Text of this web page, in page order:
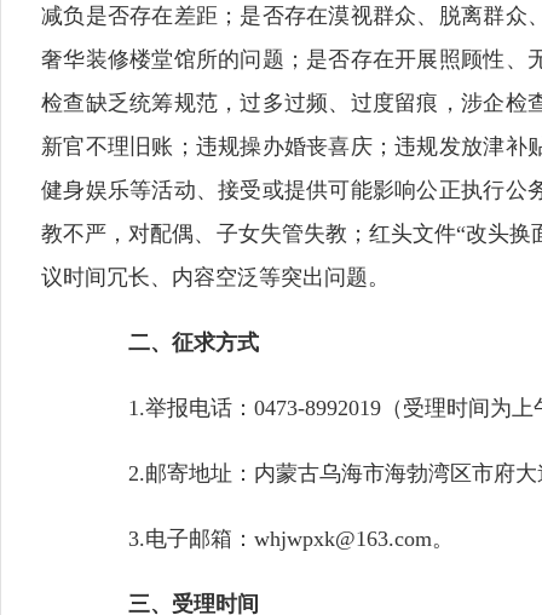
减负是否存在差距；是否存在漠视群众、脱离群
奢华装修楼堂馆所的问题；是否存在开展照顾性
检查缺乏统筹规范，过多过频、过度留痕，涉企
新官不理旧账；违规操办婚丧喜庆；违规发放津
健身娱乐等活动、接受或提供可能影响公正执行
教不严，对配偶、子女失管失教；红头文件“改头
议时间冗长、内容空泛等突出问题。
二、征求方式
1.举报电话：0473-8992019（受理时间为上
2.邮寄地址：内蒙古乌海市海勃湾区市府大
3.电子邮箱：whjwpxk@163.com。
三、受理时间